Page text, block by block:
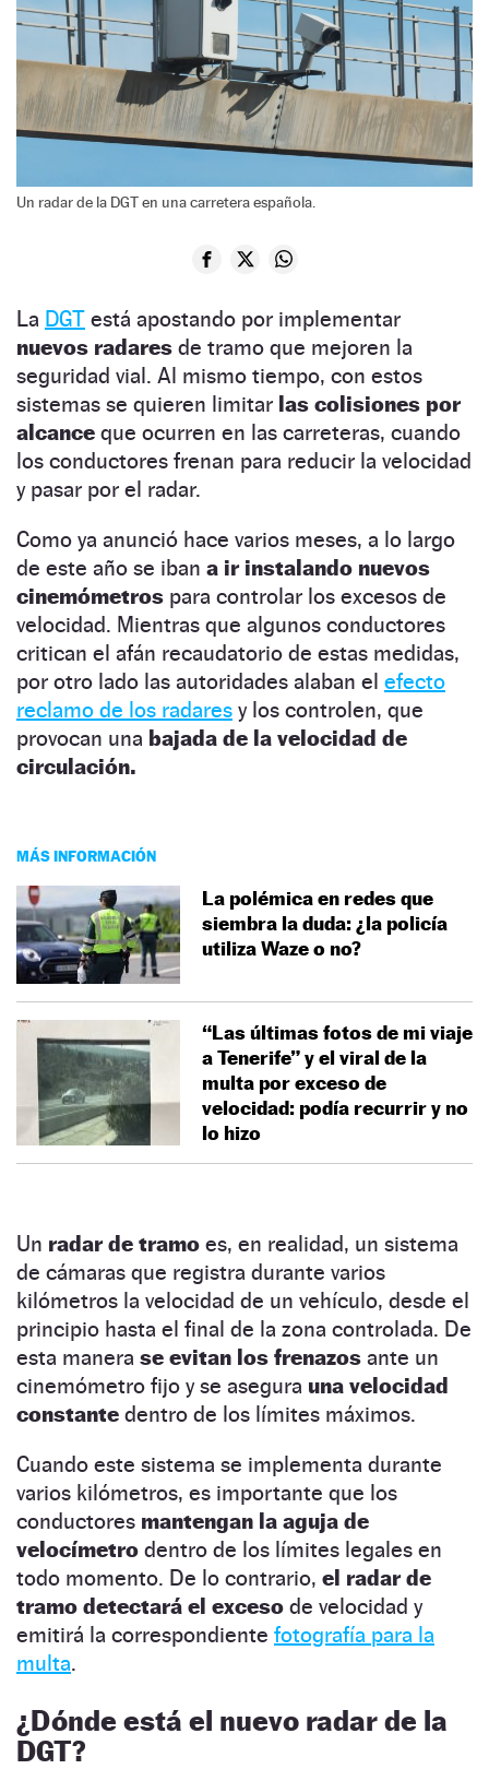
Un radar de la DGT en una carretera española.
La DGT está apostando por implementar
nuevos radares de tramo que mejoren la
seguridad vial. Al mismo tiempo, con estos
sistemas se quieren limitar las colisiones por
alcance que ocurren en las carreteras, cuando
los conductores frenan para reducir la velocidad
y pasar por el radar.
Como ya anunció hace varios meses, a lo largo
de este año se iban a ir instalando nuevos
cinemómetros para controlar los excesos de
velocidad. Mientras que algunos conductores
critican el afán recaudatorio de estas medidas,
por otro lado las autoridades alaban el efecto
reclamo de los radares y los controlen, que
provocan una bajada de la velocidad de
circulación.
MÁS INFORMACIÓN
La polémica en redes que
siembra la duda: ¿la policía
utiliza Waze o no?
“Las últimas fotos de mi viaje
a Tenerife” y el viral de la
multa por exceso de
velocidad: podía recurrir y no
lo hizo
Un radar de tramo es, en realidad, un sistema
de cámaras que registra durante varios
kilómetros la velocidad de un vehículo, desde el
principio hasta el final de la zona controlada. De
esta manera se evitan los frenazos ante un
cinemómetro fijo y se asegura una velocidad
constante dentro de los límites máximos.
Cuando este sistema se implementa durante
varios kilómetros, es importante que los
conductores mantengan la aguja de
velocímetro dentro de los límites legales en
todo momento. De lo contrario, el radar de
tramo detectará el exceso de velocidad y
emitirá la correspondiente fotografía para la
multa.
¿Dónde está el nuevo radar de la
DGT?